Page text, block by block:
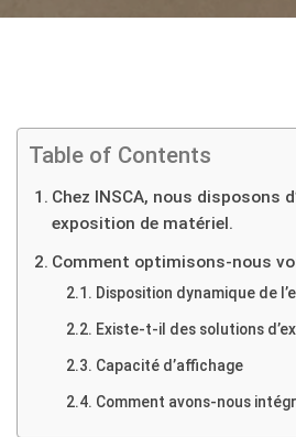
Table of Contents
Chez INSCA, nous disposons
exposition de matériel.
Comment optimisons-nous
Disposition dynamique de
Existe-t-il des solutions
Capacité d’affichage
Comment avons-nous